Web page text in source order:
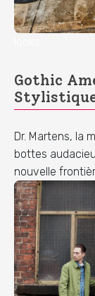
Gothic
Dr. Martens, la
bottes
nouvelle